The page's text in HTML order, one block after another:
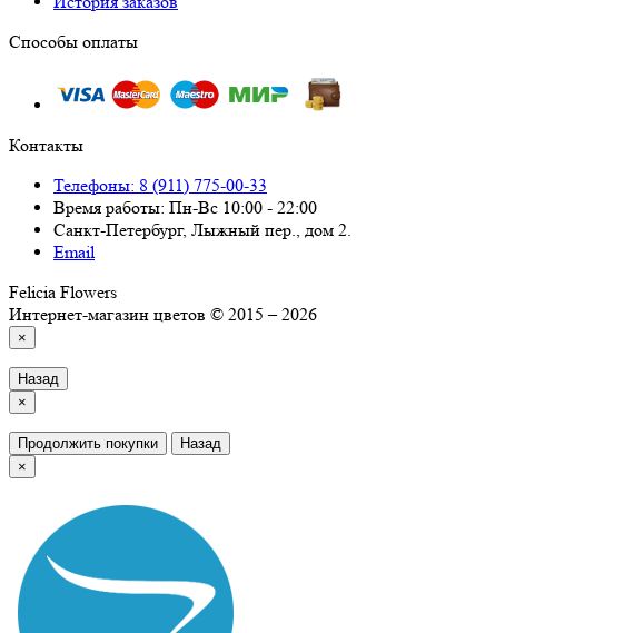
Способы оплаты
Контакты
Телефоны: 8 (911) 775-00-33
Время работы: Пн-Вс 10:00 - 22:00
Санкт-Петербург, Лыжный пер., дом 2.
Email
Felicia Flowers
Интернет-магазин цветов © 2015 – 2026
×
Назад
×
Продолжить покупки
Назад
×